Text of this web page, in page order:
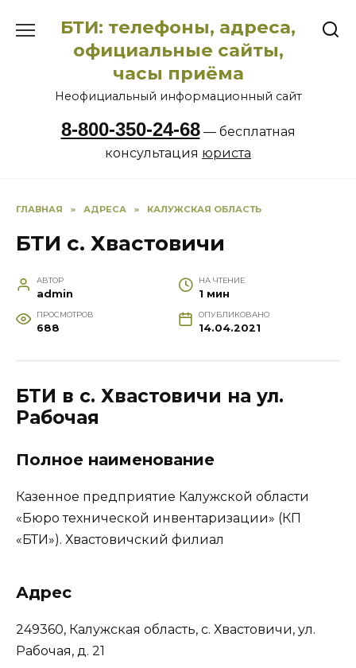
содержанию
БТИ: телефоны, адреса,
официальные сайты,
часы приёма
Неофициальный информационный сайт
8-800-350-24-68— бесплатная
консультация юриста
ГЛАВНАЯ » АДРЕСА » КАЛУЖСКАЯ ОБЛАСТЬ
БТИ с. Хвастовичи
АВТОР
admin
НА ЧТЕНИЕ
1 мин
ПРОСМОТРОВ
688
ОПУБЛИКОВАНО
14.04.2021
БТИ в с. Хвастовичи на ул.
Рабочая
Полное наименование
Казенное предприятие Калужской области
«Бюро технической инвентаризации» (КП
«БТИ»). Хвастовичский филиал
Адрес
249360, Калужская область, с. Хвастовичи, ул.
Рабочая, д. 21